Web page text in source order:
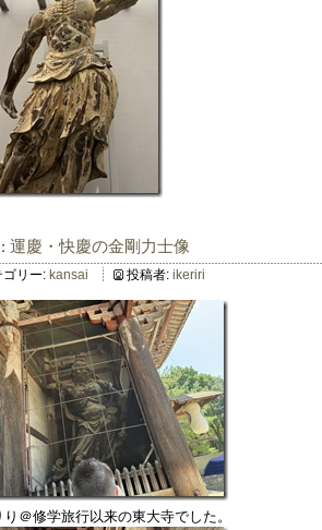
運慶・快慶の金剛力士像
ゴリー: kansai 投稿者: ikeriri
り＠修学旅行以来の東大寺でした。